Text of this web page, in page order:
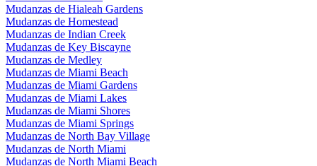
Mudanzas de Hialeah Gardens
Mudanzas de Homestead
Mudanzas de Indian Creek
Mudanzas de Key Biscayne
Mudanzas de Medley
Mudanzas de Miami Beach
Mudanzas de Miami Gardens
Mudanzas de Miami Lakes
Mudanzas de Miami Shores
Mudanzas de Miami Springs
Mudanzas de North Bay Village
Mudanzas de North Miami
Mudanzas de North Miami Beach